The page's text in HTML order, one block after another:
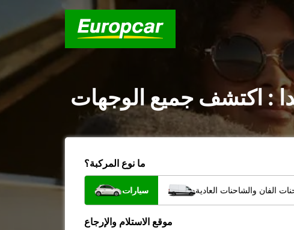
: اكتشف جميع الوجهات
ما نوع المركبة؟
سيارات الفان والشاحنات العادية
موقع الاستلام والإرجاع